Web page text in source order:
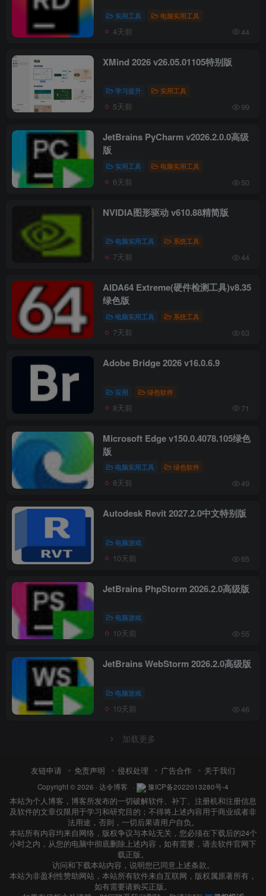
实用工具 电脑实用工具
4天前 44
XMind 2026 v26.05.01105特别版
学习提升 实用工具
5天前 99
JetBrains PyCharm v2026.2.0.0高级
版
实用工具 电脑实用工具
6天前 50
NVIDIA图形驱动 v610.88精简版
电脑实用工具 系统工具
7天前 44
AIDA64 Extreme(硬件检测工具)v8.35
绿色版
电脑实用工具 系统工具
7天前 63
Adobe Bridge 2026 v16.0.6.9
应用 绿色软件
8天前 71
Microsoft Edge v150.0.4078.105绿色
版
电脑实用工具 绿色软件
8天前 49
Autodesk Revit 2027.2.0中文特别版
电脑游戏
10天前 65
JetBrains PhpStorm 2026.2.0高级版
电脑游戏
10天前 55
JetBrains WebStorm 2026.2.0高级版
电脑游戏
10天前 46
加载更多
友链申请 免责声明 侵权处理 广告合作 关于我们
Copyright © 2026 · 达令博客 · 豫ICP备2022013280号-4
本站为个人博客，博客所发布的一切破解软件、补丁、注册机和注册信息
及软件的文章仅限用于学习和研究目的；不得将上述内容用于商业或者非
法用途，否则，一切后果请用户自负。
本站所有内容均来自网络，版权争议与本站无关，您必须在下载后的24个
小时之内，从您的电脑中彻底删除上述内容，如有需要，请去软件官网下
载正版。
访问和下载本站内容，说明您已同意上述条款。
本站为非盈利性赞助网站，本站所有软件来自互联网，版权属原著所有，
如有需要请购买正版。